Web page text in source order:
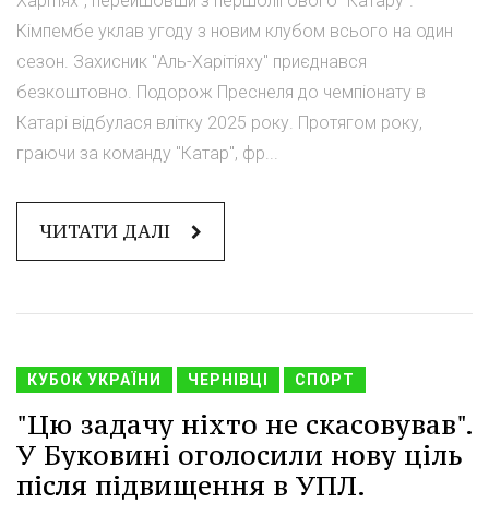
Кімпембе уклав угоду з новим клубом всього на один
сезон. Захисник "Аль-Харітіяху" приєднався
безкоштовно. Подорож Преснеля до чемпіонату в
Катарі відбулася влітку 2025 року. Протягом року,
граючи за команду "Катар", фр...
ЧИТАТИ ДАЛІ
КУБОК УКРАЇНИ ЧЕРНІВЦІ СПОРТ
"Цю задачу ніхто не скасовував".
У Буковині оголосили нову ціль
після підвищення в УПЛ.